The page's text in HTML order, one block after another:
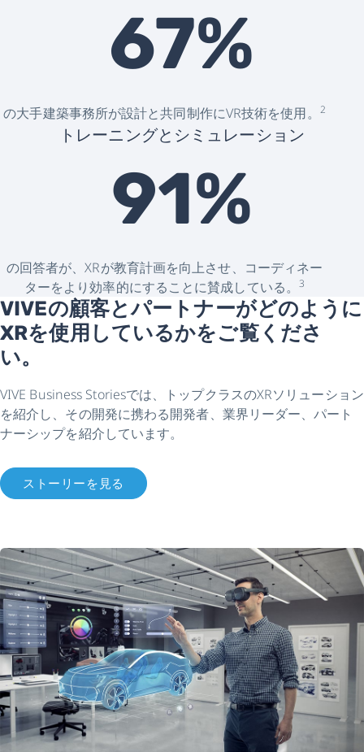
67%
の大手建築事務所が設計と共同制作にVR技術を使用。 2
トレーニングとシミュレーション
91%
の回答者が、XRが教育計画を向上させ、コーディネー
ターをより効率的にすることに賛成している。
3
VIVEの顧客とパートナーがどのように
XRを使用しているかをご覧くださ
い。
VIVE Business Storiesでは、トップクラスのXRソリューション
を紹介し、その開発に携わる開発者、業界リーダー、パート
ナーシップを紹介しています。
ストーリーを見る